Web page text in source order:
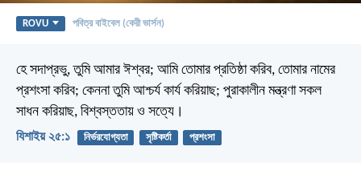
ROVU পবিত্র বাইবেল (কেরী ভার্সন)
হে সদাপ্রভু, তুমি আমার ঈশ্বর; আমি তোমার প্রতিষ্ঠা করিব, তোমার নামের
প্রশংসা করিব; কেননা তুমি আশ্চর্য কার্য করিয়াছ; পুরাকালীন মন্ত্রণা সকল
সাধন করিয়াছ, বিশ্বস্ততায় ও সত্যে।
যিশাইয় ২৫:১ নির্ভরযোগ্যতা সৃষ্টিকর্তা প্রশংসা